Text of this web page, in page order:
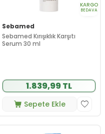
KARGO
BEDAVA
Sebamed
Sebamed Kırışıklık Karşıtı
Serum 30 ml
1.839,99 TL
Sepete Ekle